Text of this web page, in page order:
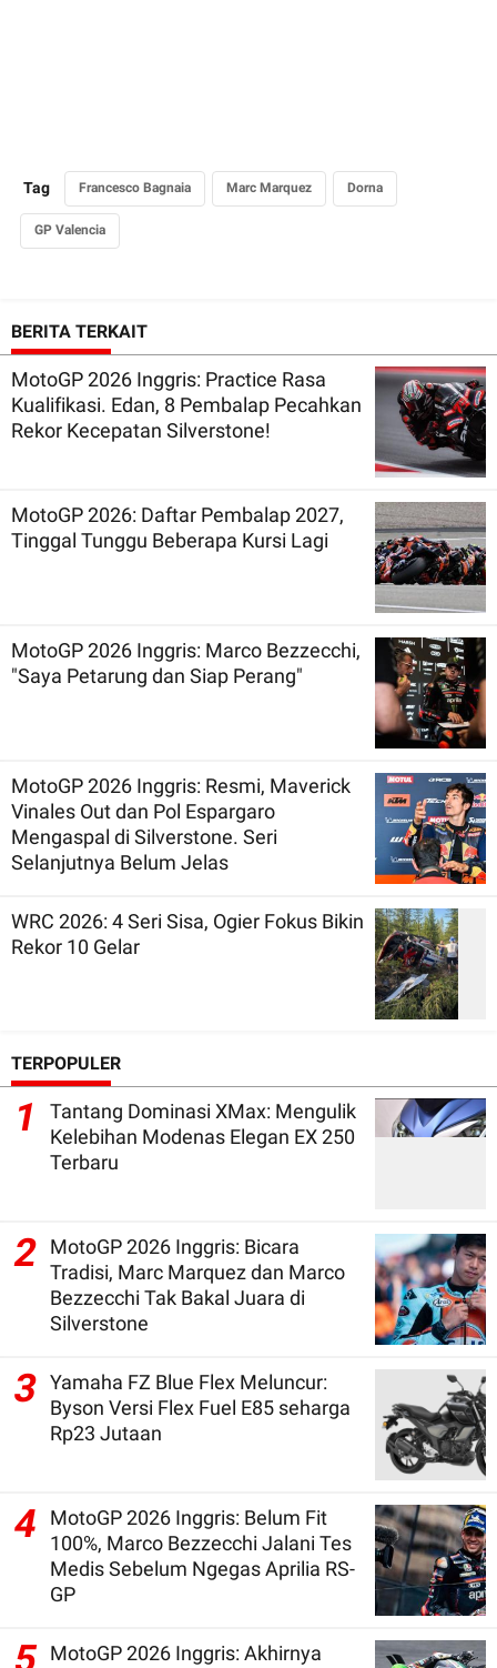
Tag Francesco Bagnaia Marc Marquez Dorna
GP Valencia
BERITA TERKAIT
MotoGP 2026 Inggris: Practice Rasa
Kualifikasi. Edan, 8 Pembalap Pecahkan
Rekor Kecepatan Silverstone!
MotoGP 2026: Daftar Pembalap 2027,
Tinggal Tunggu Beberapa Kursi Lagi
MotoGP 2026 Inggris: Marco Bezzecchi,
"Saya Petarung dan Siap Perang"
MotoGP 2026 Inggris: Resmi, Maverick
Vinales Out dan Pol Espargaro
Mengaspal di Silverstone. Seri
Selanjutnya Belum Jelas
WRC 2026: 4 Seri Sisa, Ogier Fokus Bikin
Rekor 10 Gelar
TERPOPULER
1
Tantang Dominasi XMax: Mengulik
Kelebihan Modenas Elegan EX 250
Terbaru
2
MotoGP 2026 Inggris: Bicara
Tradisi, Marc Marquez dan Marco
Bezzecchi Tak Bakal Juara di
Silverstone
3 Yamaha FZ Blue Flex Meluncur:
Byson Versi Flex Fuel E85 seharga
Rp23 Jutaan
4
MotoGP 2026 Inggris: Belum Fit
100%, Marco Bezzecchi Jalani Tes
Medis Sebelum Ngegas Aprilia RS-
GP
MotoGP 2026 Inggris: Akhirnya